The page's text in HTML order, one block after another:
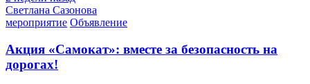
Светлана Сазонова
мероприятие Объявление
Акция «Самокат»: вместе за безопасность на
дорогах!